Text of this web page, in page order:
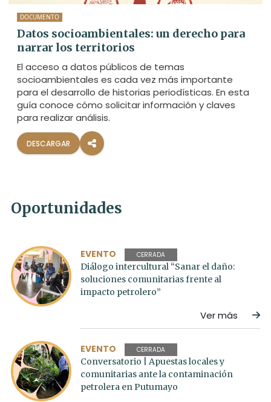
DOCUMENTO
Datos socioambientales: un derecho para
narrar los territorios
El acceso a datos públicos de temas
socioambientales es cada vez más importante
para el desarrollo de historias periodísticas. En esta
guía conoce cómo solicitar información y claves
para realizar análisis.
DESCARGAR
Oportunidades
EVENTO CERRADA
Diálogo intercultural “Sanar el daño:
soluciones comunitarias frente al
impacto petrolero”
Ver más
EVENTO CERRADA
Conversatorio | Apuestas locales y
comunitarias ante la contaminación
petrolera en Putumayo